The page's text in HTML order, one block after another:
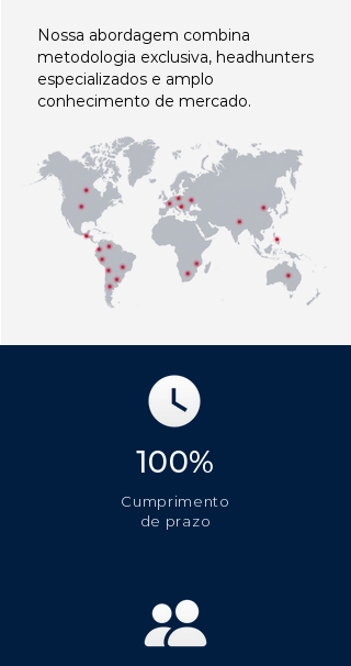
Nossa abordagem combina
metodologia exclusiva, headhunters
especializados e amplo
conhecimento de mercado.
100%
Cumprimento
de prazo